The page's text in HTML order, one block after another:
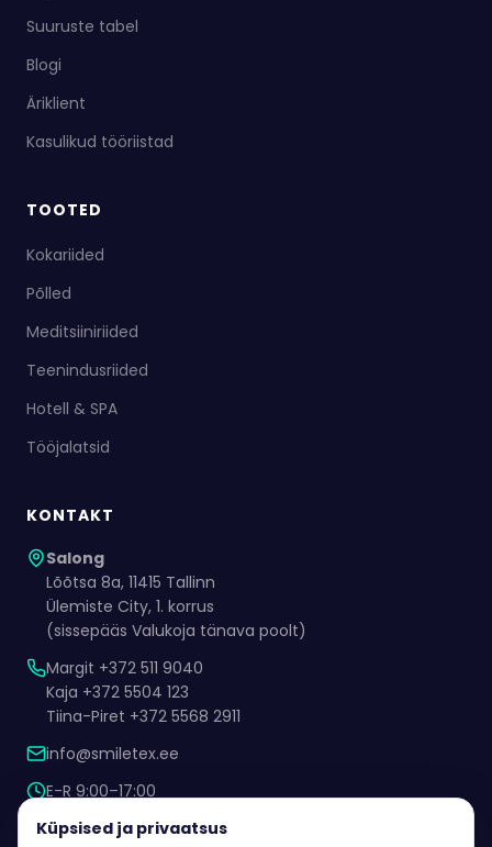
Suuruste tabel
Blogi
Äriklient
Kasulikud tööriistad
TOOTED
Kokariided
Põlled
Meditsiiniriided
Teenindusriided
Hotell & SPA
Tööjalatsid
KONTAKT
Salong
Lõõtsa 8a, 11415 Tallinn
Ülemiste City, 1. korrus
(sissepääs Valukoja tänava poolt)
Margit +372 511 9040
Kaja +372 5504 123
Tiina-Piret +372 5568 2911
info@smiletex.ee
E-R 9:00–17:00
Küpsised ja privaatsus